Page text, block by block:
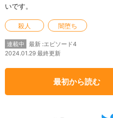
いです。
殺人 闇堕ち
連載中
最新 :エピソード4
2024.01.29 最終更新
最初から読む